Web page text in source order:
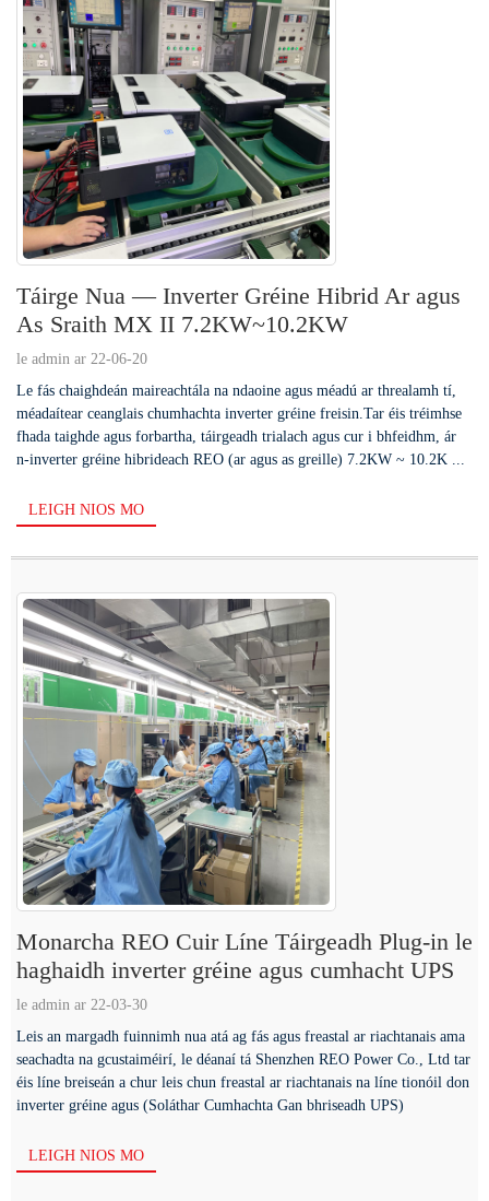
Táirge Nua — Inverter Gréine Hibrid Ar agus
As Sraith MX II 7.2KW~10.2KW
le admin ar 22-06-20
Le fás chaighdeán maireachtála na ndaoine agus méadú ar threalamh tí,
méadaítear ceanglais chumhachta inverter gréine freisin.Tar éis tréimhse
fhada taighde agus forbartha, táirgeadh trialach agus cur i bhfeidhm, ár
n-inverter gréine hibrideach REO (ar agus as greille) 7.2KW ~ 10.2K ...
LEIGH NIOS MO
Monarcha REO Cuir Líne Táirgeadh Plug-in le
haghaidh inverter gréine agus cumhacht UPS
le admin ar 22-03-30
Leis an margadh fuinnimh nua atá ag fás agus freastal ar riachtanais ama
seachadta na gcustaiméirí, le déanaí tá Shenzhen REO Power Co., Ltd tar
éis líne breiseán a chur leis chun freastal ar riachtanais na líne tionóil don
inverter gréine agus (Soláthar Cumhachta Gan bhriseadh UPS)
LEIGH NIOS MO